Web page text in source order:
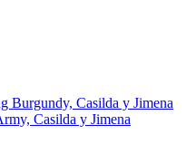
Burgundy, Casilda y Jimena
Casilda y Jimena